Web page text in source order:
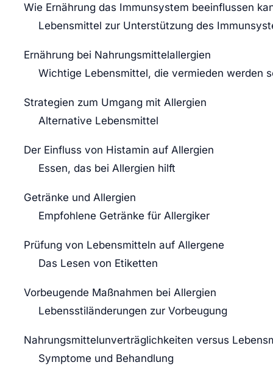
Wie Ernährung das Immunsystem beeinflussen
Lebensmittel zur Unterstützung des
Ernährung bei Nahrungsmittelallergien
Wichtige Lebensmittel, die vermieden werden
Strategien zum Umgang mit Allergien
Alternative Lebensmittel
Der Einfluss von Histamin auf Allergien
Essen, das bei Allergien hilft
Getränke und Allergien
Empfohlene Getränke für Allergiker
Prüfung von Lebensmitteln auf Allergene
Das Lesen von Etiketten
Vorbeugende Maßnahmen bei Allergien
Lebensstiländerungen zur Vorbeugung
Nahrungsmittelunverträglichkeiten versus
Symptome und Behandlung